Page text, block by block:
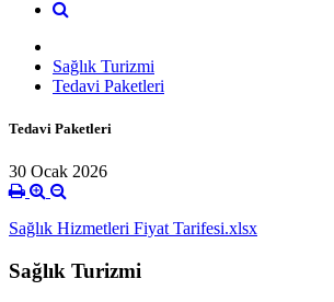
Sağlık Turizmi
Tedavi Paketleri
Tedavi Paketleri
30 Ocak 2026
Sağlık Hizmetleri Fiyat Tarifesi.xlsx
Sağlık Turizmi